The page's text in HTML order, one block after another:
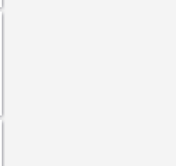
姝」魏國等你
叔叔」聊那段深刻的感情